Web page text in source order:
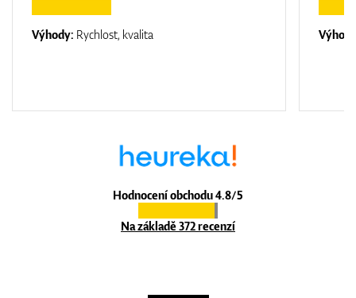
Hodnocení obchodu 4.8/5
Na základě 372 recenzí
Výhody: Rychlost, kvalita